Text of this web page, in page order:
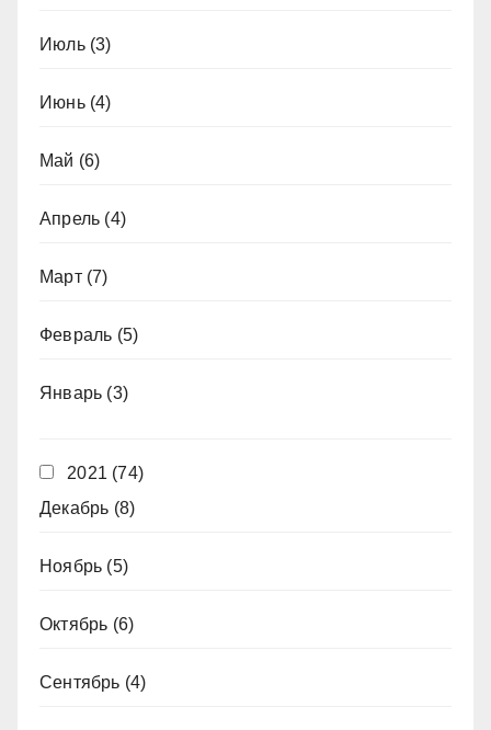
Июль(3)
Июнь(4)
Май (6)
Апрель (4)
Март(7)
Февраль (5)
Январь (3)
2021 (74)
Декабрь (8)
Ноябрь (5)
Октябрь (6)
Сентябрь (4)